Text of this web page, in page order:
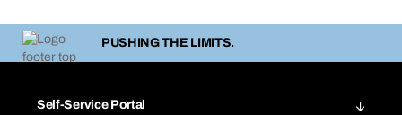
PUSHING THE LIMITS.
Self-Service Portal